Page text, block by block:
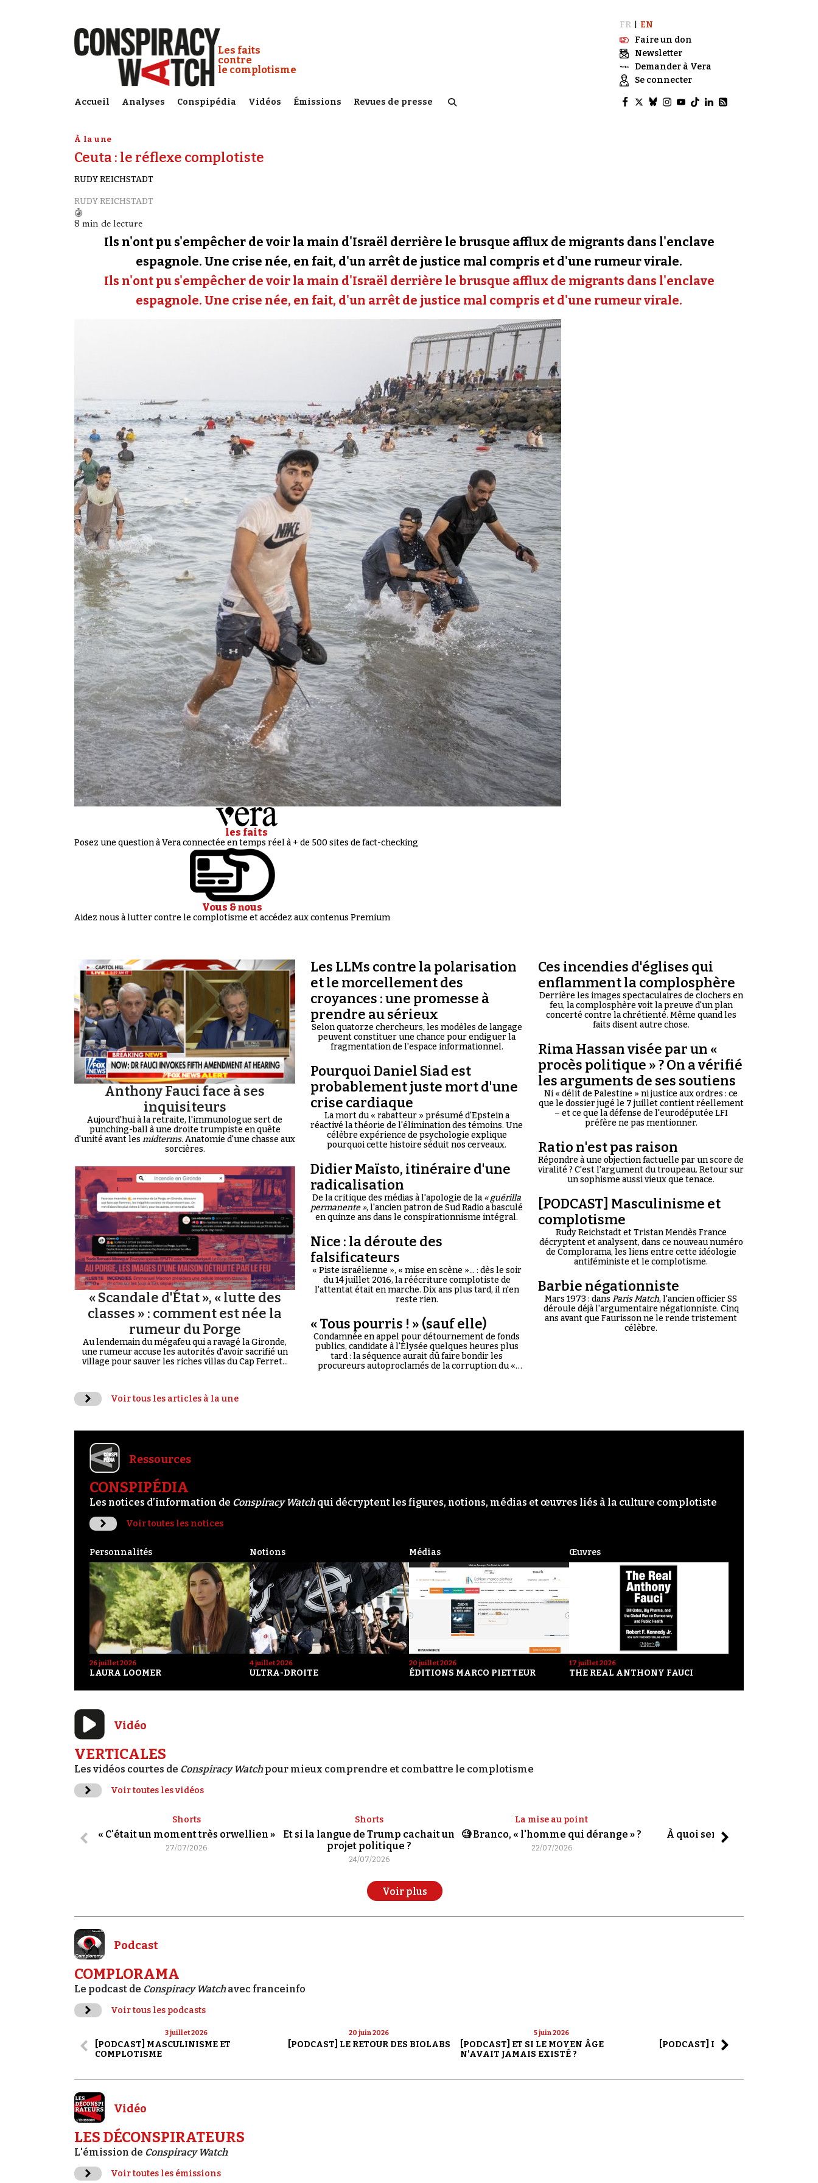
Conspiracy Watch :
Les faits
contre
le complotisme
Accueil Analyses Conspipédia Vidéos Émissions Revues de presse
FR
EN
Faire un don
Newsletter
Demander à Vera
Se connecter
À la une
Ceuta : le réflexe complotiste
RUDY REICHSTADT
RUDY REICHSTADT
8 min de lecture
Ils n'ont pu s'empêcher de voir la main d'Israël derrière le brusque afflux de migrants dans l'enclave
espagnole. Une crise née, en fait, d'un arrêt de justice mal compris et d'une rumeur virale.
Ils n'ont pu s'empêcher de voir la main d'Israël derrière le brusque afflux de migrants dans l'enclave
espagnole. Une crise née, en fait, d'un arrêt de justice mal compris et d'une rumeur virale.
les faits
Posez une question à Vera connectée en temps réel à + de 500 sites de fact-checking
Vous & nous
Aidez nous à lutter contre le complotisme et accédez aux contenus Premium
Anthony Fauci face à ses
inquisiteurs
Aujourd'hui à la retraite, l'immunologue sert de
punching-ball à une droite trumpiste en quête
d'unité avant les midterms. Anatomie d'une chasse aux
sorcières.
« Scandale d'État », « lutte des
classes » : comment est née la
rumeur du Porge
Au lendemain du mégafeu qui a ravagé la Gironde,
une rumeur accuse les autorités d'avoir sacrifié un
village pour sauver les riches villas du Cap Ferret...
Les LLMs contre la polarisation
et le morcellement des
croyances : une promesse à
prendre au sérieux
Selon quatorze chercheurs, les modèles de langage
peuvent constituer une chance pour endiguer la
fragmentation de l'espace informationnel.
Pourquoi Daniel Siad est
probablement juste mort d'une
crise cardiaque
La mort du « rabatteur » présumé d'Epstein a
réactivé la théorie de l'élimination des témoins. Une
célèbre expérience de psychologie explique
pourquoi cette histoire séduit nos cerveaux.
Didier Maïsto, itinéraire d'une
radicalisation
De la critique des médias à l'apologie de la« guérilla
permanente », l'ancien patron de Sud Radio a basculé
en quinze ans dans le conspirationnisme intégral.
Nice : la déroute des
falsificateurs
« Piste israélienne », « mise en scène »... : dès le soir
du 14 juillet 2016, la réécriture complotiste de
l'attentat était en marche. Dix ans plus tard, il n'en
reste rien.
« Tous pourris ! » (sauf elle)
Condamnée en appel pour détournement de fonds
publics, candidate à l'Élysée quelques heures plus
tard : la séquence aurait dû faire bondir les
procureurs autoproclamés de la corruption du «
Ces incendies d'églises qui
enflamment la complosphère
Derrière les images spectaculaires de clochers en
feu, la complosphère voit la preuve d'un plan
concerté contre la chrétienté. Même quand les
faits disent autre chose.
Rima Hassan visée par un «
procès politique » ? On a vérifié
les arguments de ses soutiens
Ni « délit de Palestine » ni justice aux ordres : ce
que le dossier jugé le 7 juillet contient réellement
– et ce que la défense de l'eurodéputée LFI
préfère ne pas mentionner.
Ratio n'est pas raison
Répondre à une objection factuelle par un score de
viralité ? C'est l'argument du troupeau. Retour sur
un sophisme aussi vieux que tenace.
[PODCAST] Masculinisme et
complotisme
Rudy Reichstadt et Tristan Mendès France
décryptent et analysent, dans ce nouveau numéro
de Complorama, les liens entre cette idéologie
antiféministe et le complotisme.
Barbie négationniste
Mars 1973 : dans Paris Match, l'ancien officier SS
déroule déjà l'argumentaire négationniste. Cinq
ans avant que Faurisson ne le rende tristement
célèbre.
Voir tous les articles à la une
Ressources
CONSPIPÉDIA
Les notices d’information de Conspiracy Watchqui décryptent les figures, notions, médias et œuvres liés à la culture complotiste
Voir toutes les notices
Personnalités
26 juillet 2026
LAURA LOOMER
Notions
4 juillet 2026
ULTRA-DROITE
Médias
20 juillet 2026
ÉDITIONS MARCO PIETTEUR
Œuvres
17 juillet 2026
THE REAL ANTHONY FAUCI
Vidéo
VERTICALES
Les vidéos courtes de Conspiracy Watchpour mieux comprendre et combattre le complotisme
Voir toutes les vidéos
Shorts
« C'était un moment très orwellien »
27/07/2026
Shorts
Et si la langue de Trump cachait un
projet politique ?
24/07/2026
La mise au point
🧐 Branco, « l'homme qui dérange » ?
22/07/2026
À quoi servent les slogans ?
Voir plus
Podcast
COMPLORAMA
Le podcast de Conspiracy Watchavec franceinfo
Voir tous les podcasts
3 juillet 2026
[PODCAST] MASCULINISME ET
COMPLOTISME
20 juin 2026
[PODCAST] LE RETOUR DES BIOLABS
5 juin 2026
[PODCAST] ET SI LE MOYEN ÂGE
N'AVAIT JAMAIS EXISTÉ ?
[PODCAST] LA SAGA ALEX JONES
Vidéo
LES DÉCONSPIRATEURS
L'émission de Conspiracy Watch
Voir toutes les émissions